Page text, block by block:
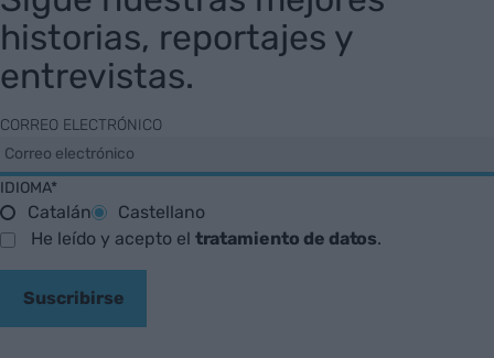
historias, reportajes y
entrevistas.
CORREO ELECTRÓNICO
IDIOMA*
Catalán
Castellano
He leído y acepto el tratamiento de datos.
Suscribirse